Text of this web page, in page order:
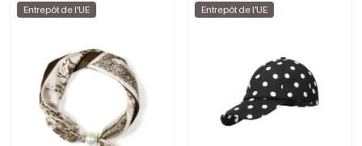
Entrepôt de l'UE Entrepôt de l'UE